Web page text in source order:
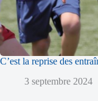
C’est la reprise des
3 septembre 2024